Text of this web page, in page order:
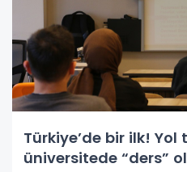
Türkiye’de bir ilk! Yol trafik güvenliği
üniversitede “ders”